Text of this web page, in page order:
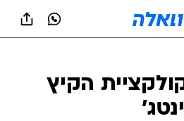
הקיץ